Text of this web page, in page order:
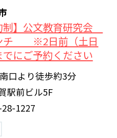
制】公文教育研究会
チ ※2日前（土日
にご予約ください
口より徒歩約3分
駅前ビル5F
1227